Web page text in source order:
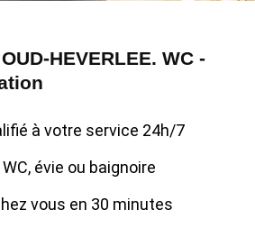
HEVERLEE. WC -
à votre service 24h/7
évie ou baignoire
vous en 30 minutes